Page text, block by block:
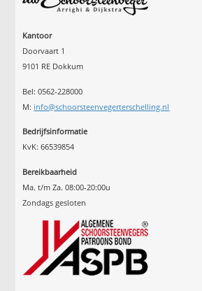
Kantoor
Doorvaart 1
9101 RE Dokkum
Bel: 0562-228000
M: info@schoorsteenvegerterschelling.nl
Bedrijfsinformatie
KvK: 66539854
Bereikbaarheid
Ma. t/m Za. 08:00-20:00u
Zondags gesloten